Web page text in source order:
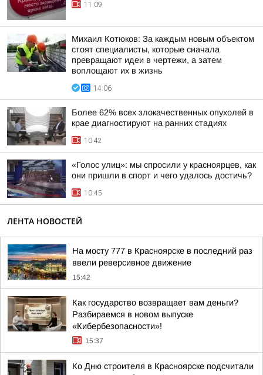
11:09
Михаил Котюков: За каждым новым объектом
стоят специалисты, которые сначала
превращают идеи в чертежи, а затем
воплощают их в жизнь
14:06
Более 62% всех злокачественных опухолей в
крае диагностируют на ранних стадиях
10:42
«Голос улиц»: мы спросили у красноярцев, как
они пришли в спорт и чего удалось достичь?
10:45
ЛЕНТА НОВОСТЕЙ
На мосту 777 в Красноярске в последний раз
ввели реверсивное движение
15:42
Как государство возвращает вам деньги?
Разбираемся в новом выпуске
«Кибербезопасности»!
15:37
Ко Дню строителя в Красноярске подсчитали